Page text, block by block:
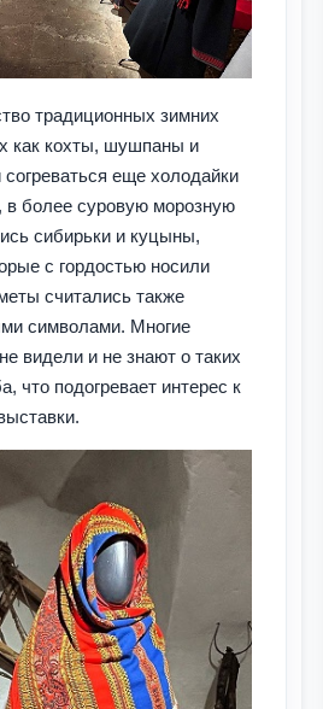
традиционных зимних
как кохты, шушпаны и
еще холодайки
в более суровую морозную
сибирьки и куцыны,
с гордостью носили
считались также
символами. Многие
видели и не знают о таких
что подогревает интерес к